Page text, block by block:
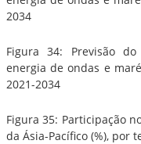
2034
Figura 34: Previsão
energia de ondas e
2021-2034
Figura 35: Participação
da Ásia-Pacífico (%), por